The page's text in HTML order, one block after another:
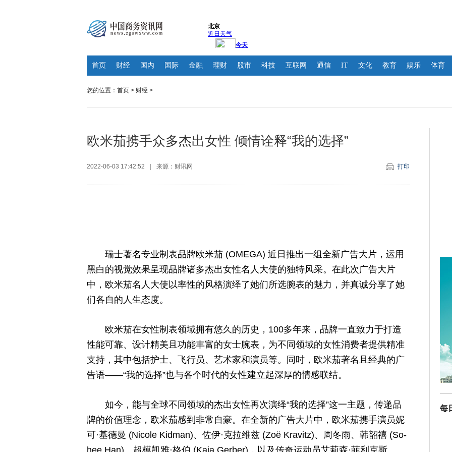
首页 财经 国内 国际 金融 理财 股市 科技 互联网 通信 IT 文化 教育 娱乐 体育
您的位置： 首页 > 财经 >
欧米茄携手众多杰出女性 倾情诠释“我的选择”
2022-06-03 17:42:52 来源：财讯网 打印
瑞士著名专业制表品牌欧米茄 (OMEGA) 近日推出一组全新广告大片，运用
黑白的视觉效果呈现品牌诸多杰出女性名人大使的独特风采。在此次广告大片
中，欧米茄名人大使以率性的风格演绎了她们所选腕表的魅力，并真诚分享了她
们各自的人生态度。
欧米茄在女性制表领域拥有悠久的历史，100多年来，品牌一直致力于打造
性能可靠、设计精美且功能丰富的女士腕表，为不同领域的女性消费者提供精准
支持，其中包括护士、飞行员、艺术家和演员等。同时，欧米茄著名且经典的广
告语——“我的选择”也与各个时代的女性建立起深厚的情感联结。
如今，能与全球不同领域的杰出女性再次演绎“我的选择”这一主题，传递品
牌的价值理念，欧米茄感到非常自豪。在全新的广告大片中，欧米茄携手演员妮
可·基德曼 (Nicole Kidman)、佐伊·克拉维兹 (Zoë Kravitz)、周冬雨、韩韶禧 (So-
hee Han)、超模凯雅·格伯 (Kaia Gerber)，以及传奇运动员艾莉森·菲利克斯
每